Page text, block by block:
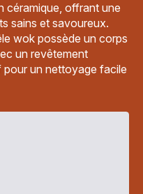
céramique, offrant une
sains et savoureux.
wok possède un corps
un revêtement
pour un nettoyage facile